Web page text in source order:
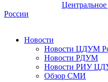
России
Новости
Новости ЦДУМ
Новости РДУМ
Новости РИУ
Обзор СМИ